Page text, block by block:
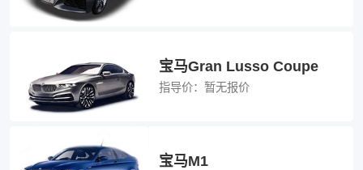
宝马Gran Lusso Coupe
指导价： 暂无报价
宝马M1